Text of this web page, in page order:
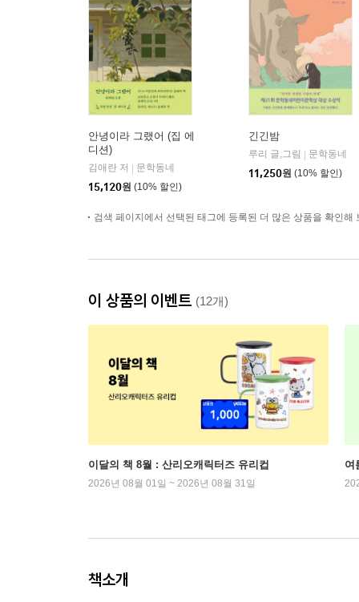
안녕이라 그랬어 (집 에
디션)
김애란 저
문학동네
15,120원 (10% 할인)
긴긴밤
루리 글,그림
문학동네
11,250원 (10% 할인)
검색 페이지에서 선택된 태그에 등록된 더 많은 상품을 확인해
이 상품의 이벤트 (12개)
이달의 책 8월 : 산리오캐릭터즈 유리컵
2026년 08월 01일 ~ 2026년 08월 31일
여
책소개